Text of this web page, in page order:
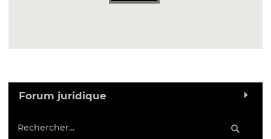
Forum juridique